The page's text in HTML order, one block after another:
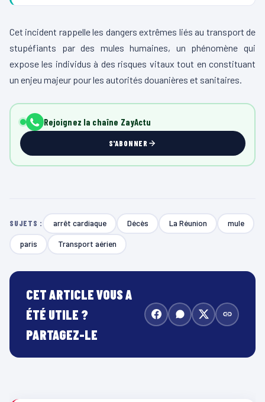
Cet incident rappelle les dangers extrêmes liés au transport de
stupéfiants par des mules humaines, un phénomène qui
expose les individus à des risques vitaux tout en constituant
un enjeu majeur pour les autorités douanières et sanitaires.
Rejoignez la chaîne ZayActu
S'ABONNER
SUJETS : arrêt cardiaque Décès La Réunion mule
paris Transport aérien
CET ARTICLE VOUS A
ÉTÉ UTILE ?
PARTAGEZ-LE